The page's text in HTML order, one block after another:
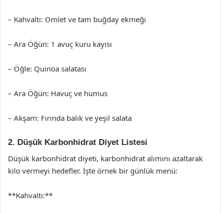
– Kahvaltı: Omlet ve tam buğday ekmeği
– Ara Öğün: 1 avuç kuru kayısı
– Öğle: Quinoa salatası
– Ara Öğün: Havuç ve humus
– Akşam: Fırında balık ve yeşil salata
2. Düşük Karbonhidrat Diyet Listesi
Düşük karbonhidrat diyeti, karbonhidrat alımını azaltarak
kilo vermeyi hedefler. İşte örnek bir günlük menü:
**Kahvaltı:**